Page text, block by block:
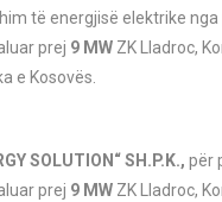
të energjisë elektrike
prej 9 MW ZK Lladroc,
e Kosovës.
SOLUTION“ SH.P.K., për
prej 9 MW ZK Lladroc,